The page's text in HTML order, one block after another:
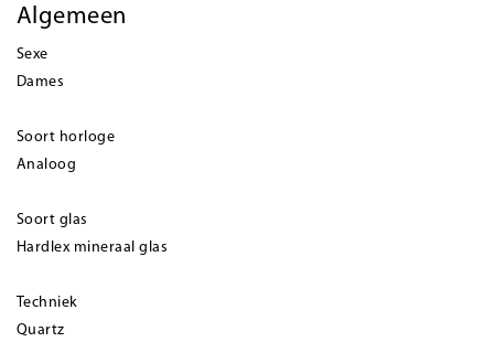
Algemeen
Sexe
Dames
Soort horloge
Analoog
Soort glas
Hardlex mineraal glas
Techniek
Quartz